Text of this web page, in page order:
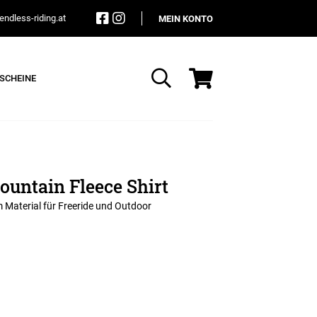
riding.at MEIN KONTO
Suche
Fleece Shirt
Material für Freeride und Outdoor